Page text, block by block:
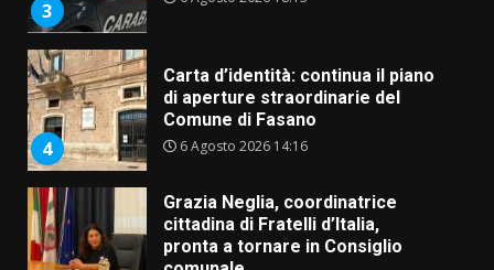
4
5
Grazia Neglia, coordinatrice
cittadina di Fratelli d’Italia,
pronta a tornare in Consiglio
comunale
Cura dei beni comuni e
cittadinanza attiva: online
l’avviso per la gestione